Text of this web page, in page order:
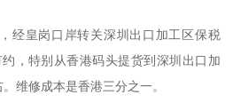
经皇岗口岸转关深圳出口加工区保税
，特别从香港码头提货到深圳出口加
维修成本是香港三分之一。